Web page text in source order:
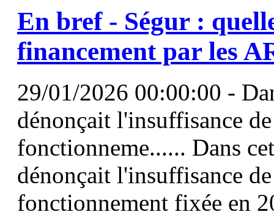
En bref - Ségur :
financement par les
29/01/2026 00:00:00 -
dénonçait l'insuffisance
fonctionneme...... Dans
dénonçait l'insuffisance
fonctionnement fixée en